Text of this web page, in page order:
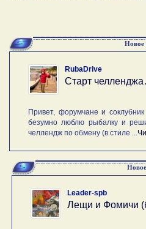
Новое
RubaDrive
Старт
Привет, форумчане и
безумно люблю рыбалку и
челлендж по обмену (в стиле ...
Leader-spb
Лещи и Фомичи